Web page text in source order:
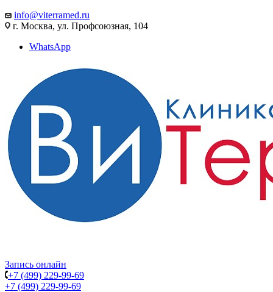
info@viterramed.ru
г. Москва, ул. Профсоюзная, 104
WhatsApp
Запись онлайн
+7 (499) 229-99-69
+7 (499) 229-99-69